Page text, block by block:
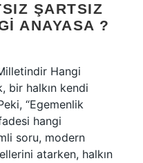
ŞARTSIZ
ANAYASA ?
Hangi
bir halkın kendi
“Egemenlik
hangi
soru, modern
atarken, halkın